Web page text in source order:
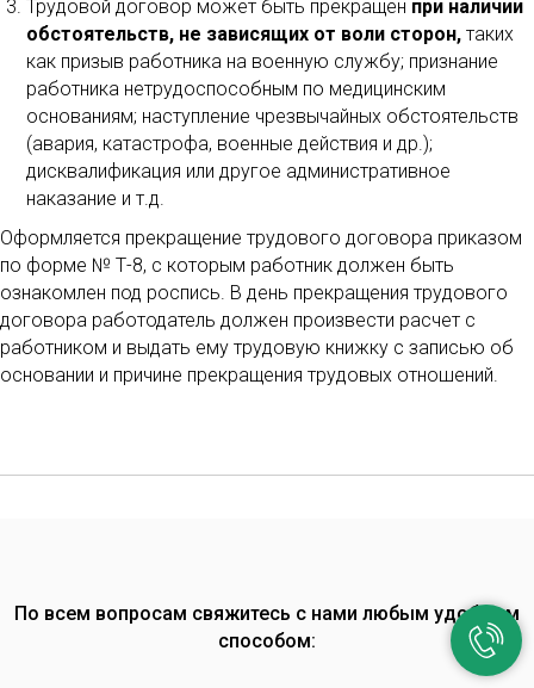
Трудовой договор может быть прекращен при наличии
обстоятельств, не зависящих от воли сторон, таких
как призыв работника на военную службу; признание
работника нетрудоспособным по медицинским
основаниям; наступление чрезвычайных обстоятельств
(авария, катастрофа, военные действия и др.);
дисквалификация или другое административное
наказание и т.д.
Оформляется прекращение трудового договора приказом
по форме № Т-8, с которым работник должен быть
ознакомлен под роспись. В день прекращения трудового
договора работодатель должен произвести расчет с
работником и выдать ему трудовую книжку с записью об
основании и причине прекращения трудовых отношений.
По всем вопросам свяжитесь с нами любым удобным
способом: